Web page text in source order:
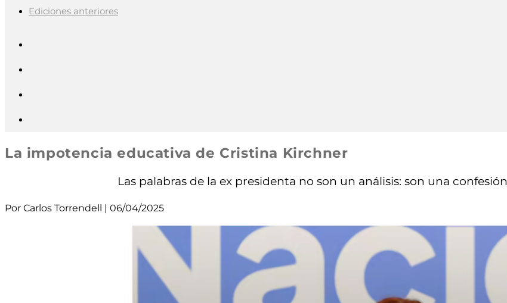
Ediciones anteriores
La impotencia educativa de Cristina Kirchner
Las palabras de la ex presidenta no son un análisis: son una confesión
Por Carlos Torrendell | 06/04/2025